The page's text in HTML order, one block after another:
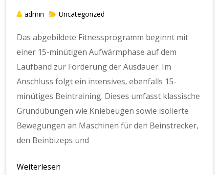
admin Uncategorized
Das abgebildete Fitnessprogramm beginnt mit
einer 15-minütigen Aufwärmphase auf dem
Laufband zur Förderung der Ausdauer. Im
Anschluss folgt ein intensives, ebenfalls 15-
minütiges Beintraining. Dieses umfasst klassische
Grundübungen wie Kniebeugen sowie isolierte
Bewegungen an Maschinen für den Beinstrecker,
den Beinbizeps und
Weiterlesen